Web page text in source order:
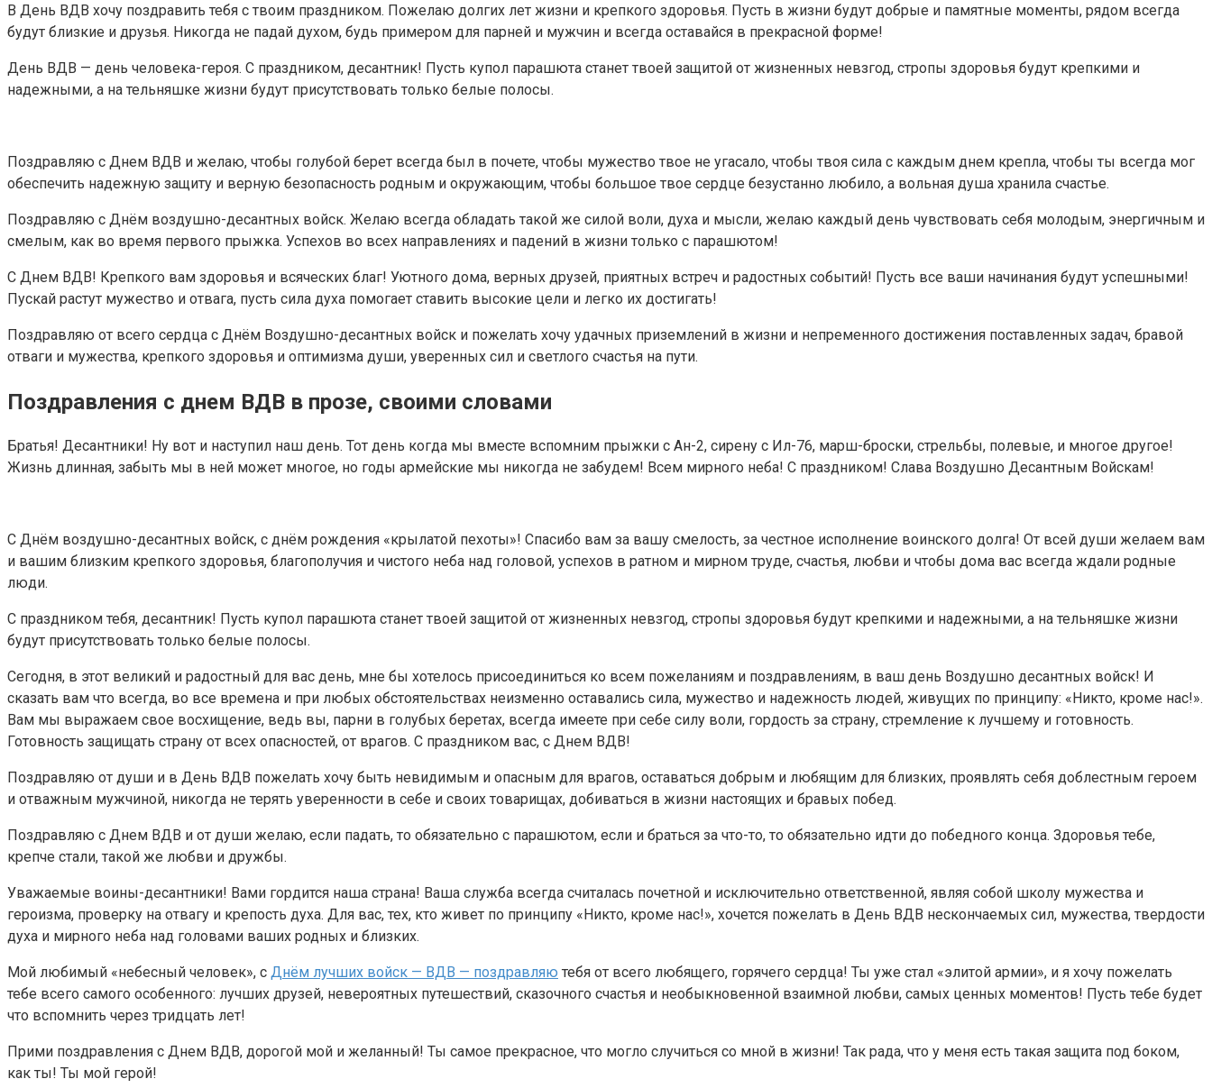
В День ВДВ хочу поздравить тебя с твоим праздником. Пожелаю долгих лет жизни и крепкого здоровья. Пусть в жизни будут добрые и памятные моменты, рядом всегда
будут близкие и друзья. Никогда не падай духом, будь примером для парней и мужчин и всегда оставайся в прекрасной форме!
День ВДВ — день человека-героя. С праздником, десантник! Пусть купол парашюта станет твоей защитой от жизненных невзгод, стропы здоровья будут крепкими и
надежными, а на тельняшке жизни будут присутствовать только белые полосы.
Поздравляю с Днем ВДВ и желаю, чтобы голубой берет всегда был в почете, чтобы мужество твое не угасало, чтобы твоя сила с каждым днем крепла, чтобы ты всегда мог
обеспечить надежную защиту и верную безопасность родным и окружающим, чтобы большое твое сердце безустанно любило, а вольная душа хранила счастье.
Поздравляю с Днём воздушно-десантных войск. Желаю всегда обладать такой же силой воли, духа и мысли, желаю каждый день чувствовать себя молодым, энергичным и
смелым, как во время первого прыжка. Успехов во всех направлениях и падений в жизни только с парашютом!
С Днем ВДВ! Крепкого вам здоровья и всяческих благ! Уютного дома, верных друзей, приятных встреч и радостных событий! Пусть все ваши начинания будут успешными!
Пускай растут мужество и отвага, пусть сила духа помогает ставить высокие цели и легко их достигать!
Поздравляю от всего сердца с Днём Воздушно-десантных войск и пожелать хочу удачных приземлений в жизни и непременного достижения поставленных задач, бравой
отваги и мужества, крепкого здоровья и оптимизма души, уверенных сил и светлого счастья на пути.
Поздравления с днем ВДВ в прозе, своими словами
Братья! Десантники! Ну вот и наступил наш день. Тот день когда мы вместе вспомним прыжки с Ан-2, сирену с Ил-76, марш-броски, стрельбы, полевые, и многое другое!
Жизнь длинная, забыть мы в ней может многое, но годы армейские мы никогда не забудем! Всем мирного неба! С праздником! Слава Воздушно Десантным Войскам!
С Днём воздушно-десантных войск, с днём рождения «крылатой пехоты»! Спасибо вам за вашу смелость, за честное исполнение воинского долга! От всей души желаем вам
и вашим близким крепкого здоровья, благополучия и чистого неба над головой, успехов в ратном и мирном труде, счастья, любви и чтобы дома вас всегда ждали родные
люди.
С праздником тебя, десантник! Пусть купол парашюта станет твоей защитой от жизненных невзгод, стропы здоровья будут крепкими и надежными, а на тельняшке жизни
будут присутствовать только белые полосы.
Сегодня, в этот великий и радостный для вас день, мне бы хотелось присоединиться ко всем пожеланиям и поздравлениям, в ваш день Воздушно десантных войск! И
сказать вам что всегда, во все времена и при любых обстоятельствах неизменно оставались сила, мужество и надежность людей, живущих по принципу: «Никто, кроме нас!».
Вам мы выражаем свое восхищение, ведь вы, парни в голубых беретах, всегда имеете при себе силу воли, гордость за страну, стремление к лучшему и готовность.
Готовность защищать страну от всех опасностей, от врагов. С праздником вас, с Днем ВДВ!
Поздравляю от души и в День ВДВ пожелать хочу быть невидимым и опасным для врагов, оставаться добрым и любящим для близких, проявлять себя доблестным героем
и отважным мужчиной, никогда не терять уверенности в себе и своих товарищах, добиваться в жизни настоящих и бравых побед.
Поздравляю с Днем ВДВ и от души желаю, если падать, то обязательно с парашютом, если и браться за что-то, то обязательно идти до победного конца. Здоровья тебе,
крепче стали, такой же любви и дружбы.
Уважаемые воины-десантники! Вами гордится наша страна! Ваша служба всегда считалась почетной и исключительно ответственной, являя собой школу мужества и
героизма, проверку на отвагу и крепость духа. Для вас, тех, кто живет по принципу «Никто, кроме нас!», хочется пожелать в День ВДВ нескончаемых сил, мужества, твердости
духа и мирного неба над головами ваших родных и близких.
Мой любимый «небесный человек», с Днём лучших войск — ВДВ — поздравляю тебя от всего любящего, горячего сердца! Ты уже стал «элитой армии», и я хочу пожелать
тебе всего самого особенного: лучших друзей, невероятных путешествий, сказочного счастья и необыкновенной взаимной любви, самых ценных моментов! Пусть тебе будет
что вспомнить через тридцать лет!
Прими поздравления с Днем ВДВ, дорогой мой и желанный! Ты самое прекрасное, что могло случиться со мной в жизни! Так рада, что у меня есть такая защита под боком,
как ты! Ты мой герой!